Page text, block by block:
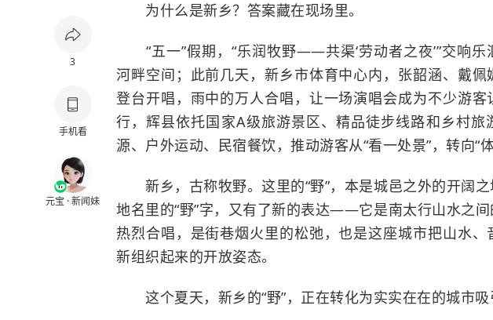
3
手机看
元宝 · 新闻妹
为什么是新乡？答案藏在现场里。
“五一”假期，“乐润牧野——共渠‘劳动者之夜’”交响乐
河畔空间；此前几天，新乡市体育中心内，张韶涵、戴
登台开唱，雨中的万人合唱，让一场演唱会成为不少游
行，辉县依托国家A级旅游景区、精品徒步线路和乡村旅
源、户外运动、民宿餐饮，推动游客从“看一处景”，转向“
新乡，古称牧野。这里的“野”，本是城邑之外的开阔之
地名里的“野”字，又有了新的表达——它是南太行山水之
热烈合唱，是街巷烟火里的松弛，也是这座城市把山水
新组织起来的开放姿态。
这个夏天，新乡的“野”，正在转化为实实在在的城市吸